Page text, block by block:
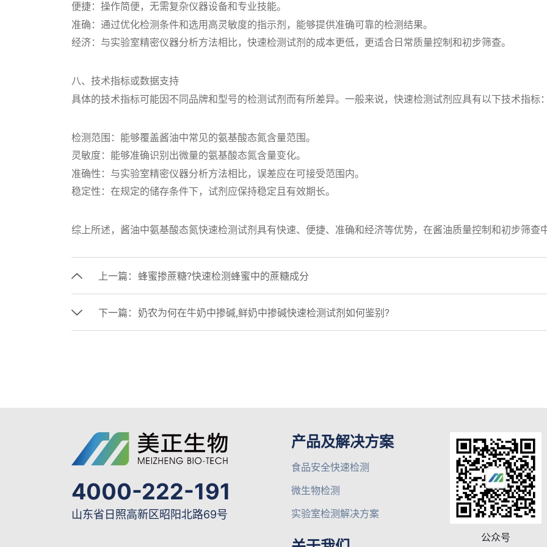
便捷：操作简便，无需复杂仪器设备和专业技能。
准确：通过优化检测条件和选用高灵敏度的指示剂，能够提供准确可靠的检测结果。
经济：与实验室精密仪器分析方法相比，快速检测试剂的成本更低，更适合日常质量控制和初步筛查。
八、技术指标或数据支持
具体的技术指标可能因不同品牌和型号的检测试剂而有所差异。一般来说，快速检测试剂应具有以下技术指标：
检测范围：能够覆盖酱油中常见的氨基酸态氮含量范围。
灵敏度：能够准确识别出微量的氨基酸态氮含量变化。
准确性：与实验室精密仪器分析方法相比，误差应在可接受范围内。
稳定性：在规定的储存条件下，试剂应保持稳定且有效期长。
综上所述，酱油中氨基酸态氮快速检测试剂具有快速、便捷、准确和经济等优势，在酱油质量控制和初步筛查
上一篇： 蜂蜜掺蔗糖?快速检测蜂蜜中的蔗糖成分
下一篇： 奶农为何在牛奶中掺碱,鲜奶中掺碱快速检测试剂如何鉴别?
4000-222-191
山东省日照高新区昭阳北路69号
产品及解决方案
食品安全快速检测
微生物检测
实验室检测解决方案
公众号